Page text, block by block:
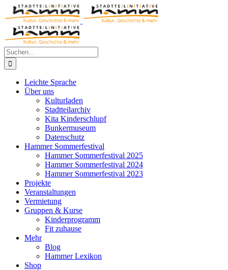
Zum
Inhalt
springen
Suche
nach:
Leichte Sprache
Über uns
Kulturladen
Stadtteilarchiv
Kita Kinderschlupf
Bunkermuseum
Datenschutz
Hammer Sommerfestival
Hammer Sommerfestival 2025
Hammer Sommerfestival 2024
Hammer Sommerfestival 2023
Projekte
Veranstaltungen
Vermietung
Gruppen & Kurse
Kinderprogramm
Fit zuhause
Mehr
Blog
Hammer Lexikon
Shop